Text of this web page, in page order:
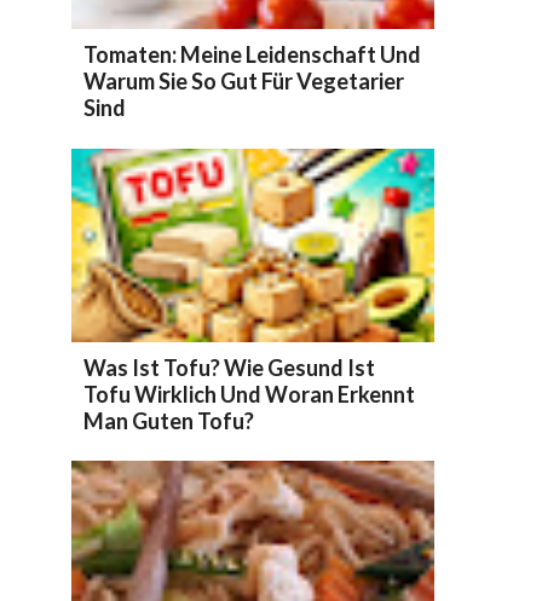
Tomaten: Meine Leidenschaft Und
Warum Sie So Gut Für Vegetarier
Sind
Was Ist Tofu? Wie Gesund Ist
Tofu Wirklich Und Woran Erkennt
Man Guten Tofu?